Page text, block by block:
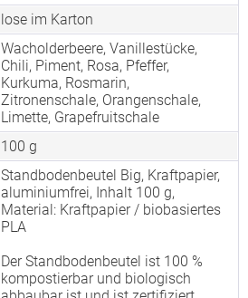
lose im Karton
Wacholderbeere, Vanillestücke,
Chili, Piment, Rosa, Pfeffer,
Kurkuma, Rosmarin,
Zitronenschale, Orangenschale,
Limette, Grapefruitschale
100 g
Standbodenbeutel Big, Kraftpapier,
aluminiumfrei, Inhalt 100 g,
Material: Kraftpapier / biobasiertes
PLA
Der Standbodenbeutel ist 100 %
kompostierbar und biologisch